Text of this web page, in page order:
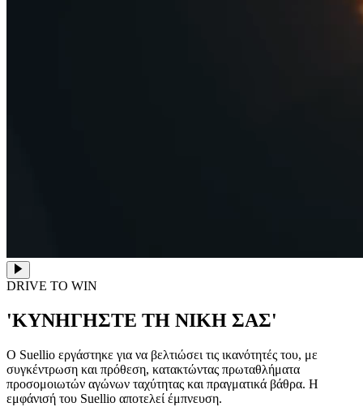
DRIVE TO WIN
'ΚΥΝΗΓΗΣΤΕ ΤΗ ΝΙΚΗ ΣΑΣ'
Ο Suellio εργάστηκε για να βελτιώσει τις ικανότητές του, με
συγκέντρωση και πρόθεση, κατακτώντας πρωταθλήματα
προσομοιωτών αγώνων ταχύτητας και πραγματικά βάθρα. Η
εμφάνισή του Suellio αποτελεί έμπνευση.